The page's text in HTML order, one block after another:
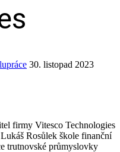
30. listopad 2023
firmy Vitesco Technologies
Rosůlek škole finanční
trutnovské průmyslovky